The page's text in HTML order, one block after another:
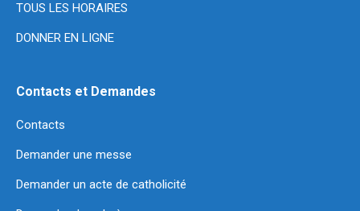
TOUS LES HORAIRES
DONNER EN LIGNE
Contacts et Demandes
Contacts
Demander une messe
Demander un acte de catholicité